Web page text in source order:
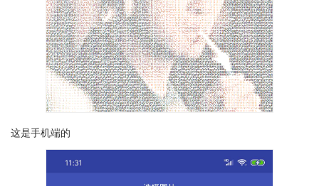
这是手机端的